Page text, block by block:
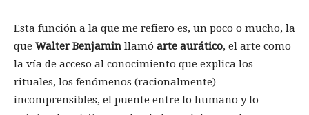
Esta función a la que me refiero es, un poco o mucho, la
que Walter Benjamin llamó arte aurático, el arte como
la vía de acceso al conocimiento que explica los
rituales, los fenómenos (racionalmente)
incomprensibles, el puente entre lo humano y lo